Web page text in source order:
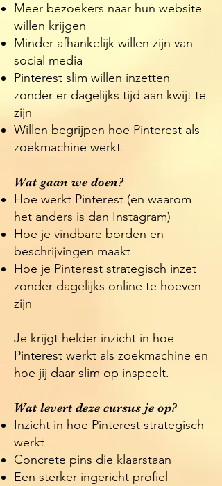
Meer bezoekers naar hun website
willen krijgen
Minder afhankelijk willen zijn van
social media
Pinterest slim willen inzetten
zonder er dagelijks tijd aan kwijt te
zijn
Willen begrijpen hoe Pinterest als
zoekmachine werkt
Wat gaan we doen?
Hoe werkt Pinterest (en waarom
het anders is dan Instagram)
Hoe je vindbare borden en
beschrijvingen maakt
Hoe je Pinterest strategisch inzet
zonder dagelijks online te hoeven
zijn
Je krijgt helder inzicht in hoe
Pinterest werkt als zoekmachine en
hoe jij daar slim op inspeelt.
Wat levert deze cursus je op?
Inzicht in hoe Pinterest strategisch
werkt
Concrete pins die klaarstaan
Een sterker ingericht profiel